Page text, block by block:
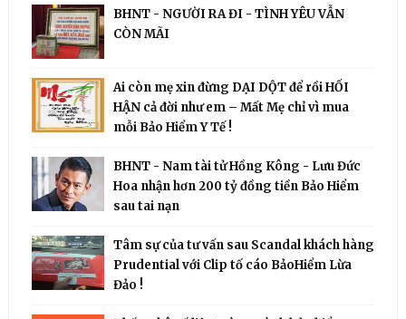
BHNT - NGƯỜI RA ĐI - TÌNH YÊU VẪN
CÒN MÃI
Ai còn mẹ xin đừng DẠI DỘT để rồi HỐI
HẬN cả đời như em – Mất Mẹ chỉ vì mua
mỗi Bảo Hiểm Y Tế !
BHNT - Nam tài tử Hồng Kông - Lưu Đức
Hoa nhận hơn 200 tỷ đồng tiền Bảo Hiểm
sau tai nạn
Tâm sự của tư vấn sau Scandal khách hàng
Prudential với Clip tố cáo BảoHiểm Lừa
Đảo !